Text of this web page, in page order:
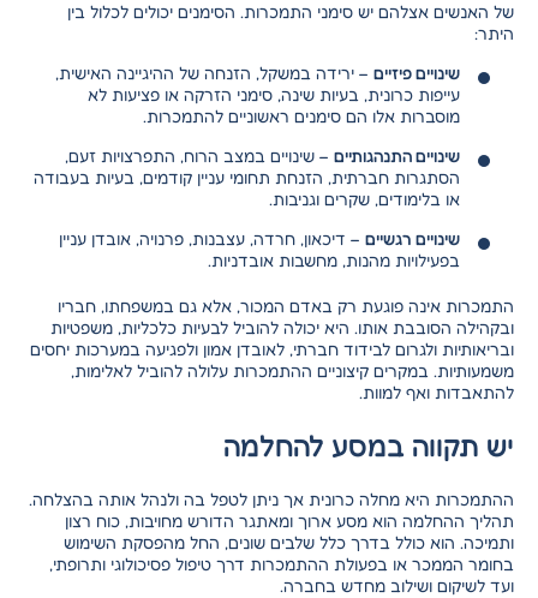
של האנשים אצלהם יש סימני התמכרות. הסימנים יכולים לכלול בין
היתר:
שינויים פיזיים – ירידה במשקל, הזנחה של ההיגיינה האישית,
עייפות כרונית, בעיות שינה, סימני הזרקה או פציעות לא
מוסברות אלו הם סימנים ראשוניים להתמכרות.
שינויים התנהגותיים – שינויים במצב הרוח, התפרצויות זעם,
הסתגרות חברתית, הזנחת תחומי עניין קודמים, בעיות בעבודה
או בלימודים, שקרים וגניבות.
שינויים רגשיים – דיכאון, חרדה, עצבנות, פרנויה, אובדן עניין
בפעילויות מהנות, מחשבות אובדניות.
התמכרות אינה פוגעת רק באדם המכור, אלא גם במשפחתו, חבריו
ובקהילה הסובבת אותו. היא יכולה להוביל לבעיות כלכליות, משפטיות
ובריאותיות ולגרום לבידוד חברתי, לאובדן אמון ולפגיעה במערכות יחסים
משמעותיות. במקרים קיצוניים ההתמכרות עלולה להוביל לאלימות,
להתאבדות ואף למוות.
יש תקווה במסע להחלמה
ההתמכרות היא מחלה כרונית אך ניתן לטפל בה ולנהל אותה בהצלחה.
תהליך ההחלמה הוא מסע ארוך ומאתגר הדורש מחויבות, כוח רצון
ותמיכה. הוא כולל בדרך כלל שלבים שונים, החל מהפסקת השימוש
בחומר הממכר או בפעולת ההתמכרות דרך טיפול פסיכולוגי ותרופתי,
ועד לשיקום ושילוב מחדש בחברה.